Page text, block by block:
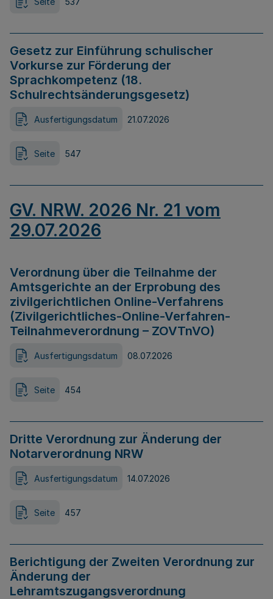
Gesetz zur Einführung schulischer
Vorkurse zur Förderung der
Sprachkompetenz (18.
Schulrechtsänderungsgesetz)
Ausfertigungsdatum 21.07.2026
Seite 547
GV. NRW. 2026 Nr. 21 vom
29.07.2026
Verordnung über die Teilnahme der
Amtsgerichte an der Erprobung des
zivilgerichtlichen Online-Verfahrens
(Zivilgerichtliches-Online-Verfahren-
Teilnahmeverordnung – ZOVTnVO)
Ausfertigungsdatum 08.07.2026
Seite 454
Dritte Verordnung zur Änderung der
Notarverordnung NRW
Ausfertigungsdatum 14.07.2026
Seite 457
Berichtigung der Zweiten Verordnung zur
Änderung der
Lehramtszugangsverordnung